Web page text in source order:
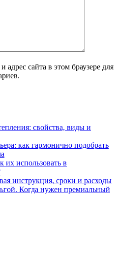
адрес сайта в этом браузере для
свойства, виды и
как гармонично подобрать
их использовать в
инструкция, сроки и расходы
Когда нужен премиальный